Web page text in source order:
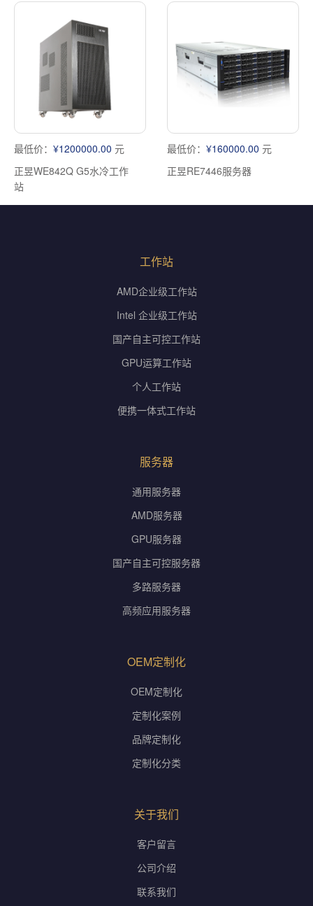
最低价： ¥1200000.00 元
正昱WE842Q G5水冷工作
站
最低价： ¥160000.00 元
正昱RE7446服务器
工作站
AMD企业级工作站
Intel 企业级工作站
国产自主可控工作站
GPU运算工作站
个人工作站
便携一体式工作站
服务器
通用服务器
AMD服务器
GPU服务器
国产自主可控服务器
多路服务器
高频应用服务器
OEM定制化
OEM定制化
定制化案例
品牌定制化
定制化分类
关于我们
客户留言
公司介绍
联系我们